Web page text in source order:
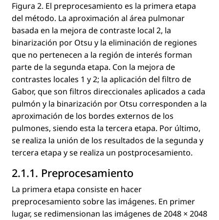
Figura 2. El preprocesamiento es la primera etapa
del método. La aproximación al área pulmonar
basada en la mejora de contraste local 2, la
binarización por Otsu y la eliminación de regiones
que no pertenecen a la región de interés forman
parte de la segunda etapa. Con la mejora de
contrastes locales 1 y 2; la aplicación del ﬁltro de
Gabor, que son ﬁltros direccionales aplicados a cada
pulmón y la binarización por Otsu corresponden a la
aproximación de los bordes externos de los
pulmones, siendo esta la tercera etapa. Por último,
se realiza la unión de los resultados de la segunda y
tercera etapa y se realiza un postprocesamiento.
2.1.1. Preprocesamiento
La primera etapa consiste en hacer
preprocesamiento sobre las imágenes. En primer
lugar, se redimensionan las imágenes de 2048 × 2048